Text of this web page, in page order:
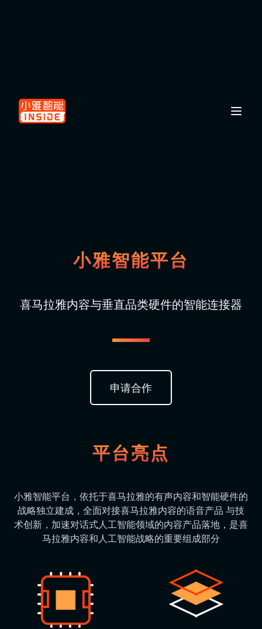
小雅智能平台
喜马拉雅内容与垂直品类硬件的智能连接器
申请合作
平台亮点
小雅智能平台，依托于喜马拉雅的有声内容和智能硬件的
战略独立建成，全面对接喜马拉雅内容的语音产品 与技
术创新，加速对话式人工智能领域的内容产品落地，是喜
马拉雅内容和人工智能战略的重要组成部分